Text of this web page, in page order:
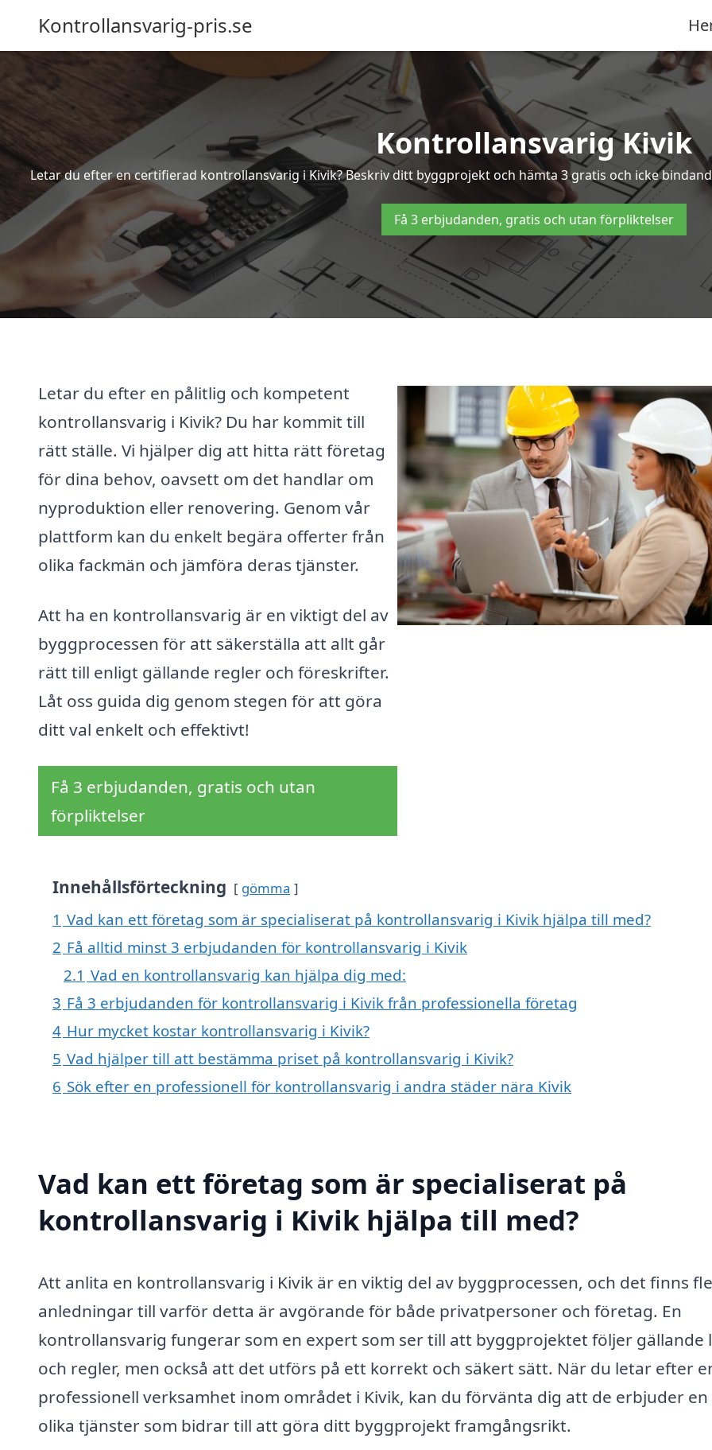
Kontrollansvarig-pris.se
Kontrollansvarig Kivik
Letar du efter en certifierad kontrollansvarig i Kivik? Beskriv ditt byggprojekt och hämta 3 gratis och icke
Få 3 erbjudanden, gratis och utan förpliktelser
Letar du efter en pålitlig och kompetent
kontrollansvarig i Kivik? Du har kommit till
rätt ställe. Vi hjälper dig att hitta rätt företag
för dina behov, oavsett om det handlar om
nyproduktion eller renovering. Genom vår
plattform kan du enkelt begära offerter från
olika fackmän och jämföra deras tjänster.
Att ha en kontrollansvarig är en viktigt del av
byggprocessen för att säkerställa att allt går
rätt till enligt gällande regler och föreskrifter.
Låt oss guida dig genom stegen för att göra
ditt val enkelt och effektivt!
Få 3 erbjudanden, gratis och utan
förpliktelser
Innehållsförteckning gömma
1 Vad kan ett företag som är specialiserat på kontrollansvarig i Kivik hjälpa till med?
2 Få alltid minst 3 erbjudanden för kontrollansvarig i Kivik
2.1 Vad en kontrollansvarig kan hjälpa dig med:
3 Få 3 erbjudanden för kontrollansvarig i Kivik från professionella företag
4 Hur mycket kostar kontrollansvarig i Kivik?
5 Vad hjälper till att bestämma priset på kontrollansvarig i Kivik?
6 Sök efter en professionell för kontrollansvarig i andra städer nära Kivik
Vad kan ett företag som är specialiserat på
kontrollansvarig i Kivik hjälpa till med?
Att anlita en kontrollansvarig i Kivik är en viktig del av byggprocessen, och det finns
anledningar till varför detta är avgörande för både privatpersoner och företag. En
kontrollansvarig fungerar som en expert som ser till att byggprojektet följer gällande
och regler, men också att det utförs på ett korrekt och säkert sätt. När du letar efter
professionell verksamhet inom området i Kivik, kan du förvänta dig att de erbjuder en
olika tjänster som bidrar till att göra ditt byggprojekt framgångsrikt.